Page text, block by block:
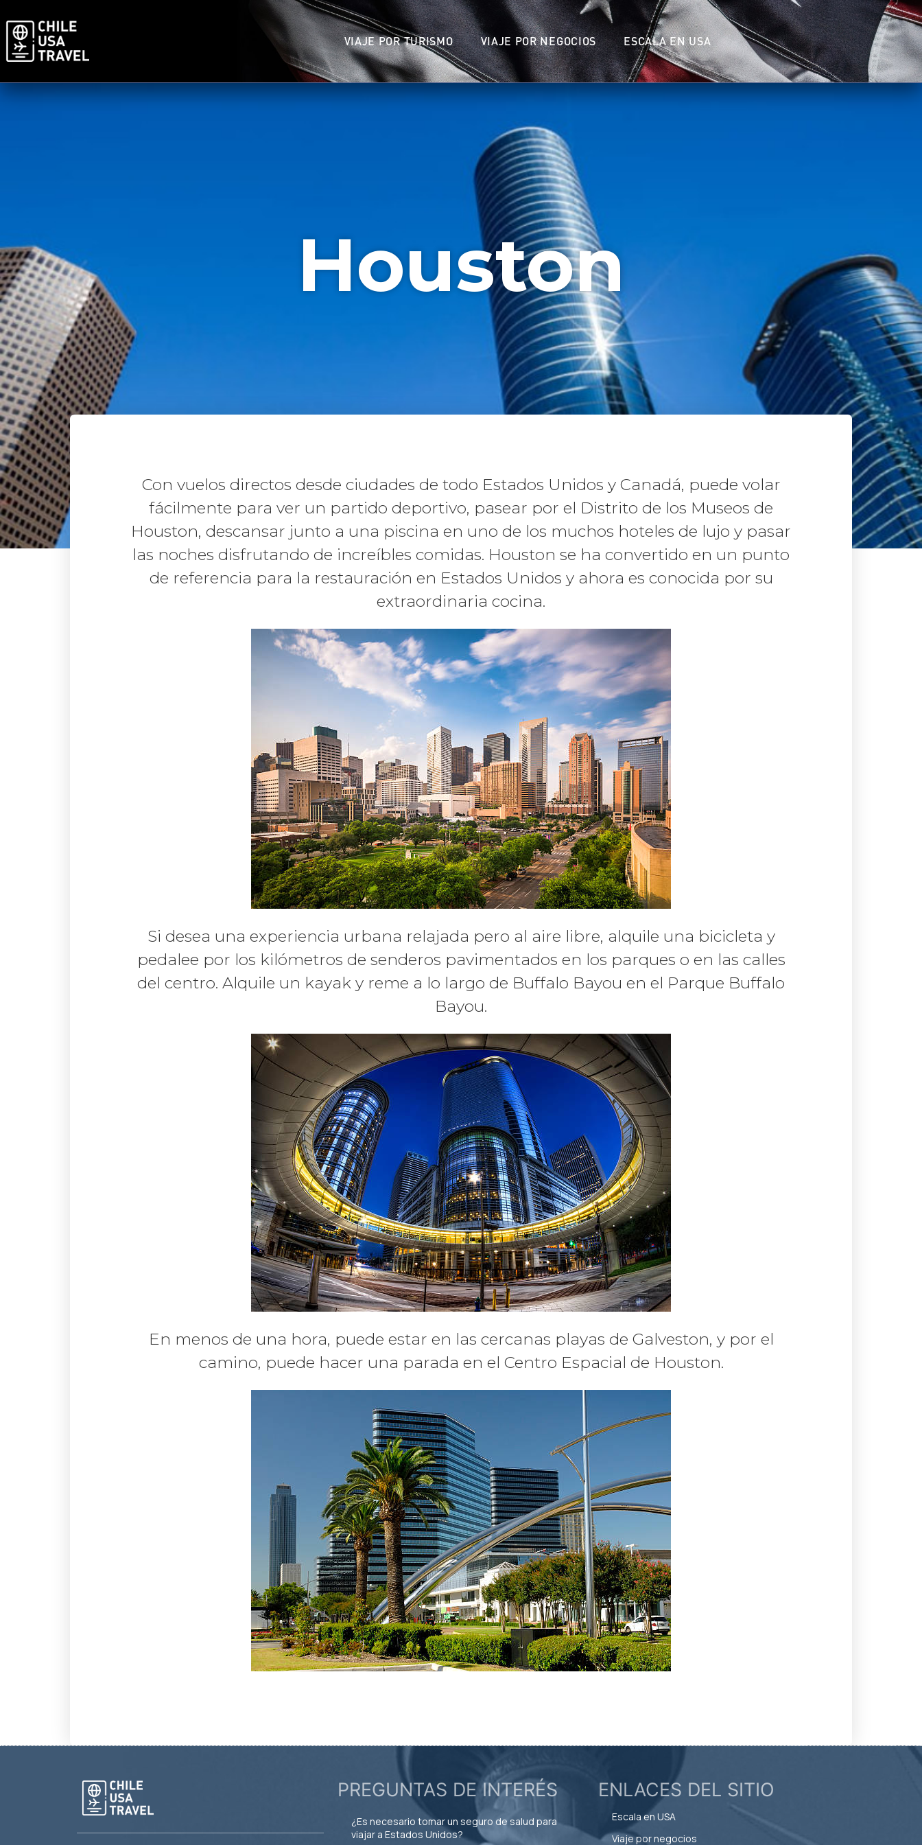
VIAJE POR TURISMO VIAJE POR NEGOCIOS ESCALA EN USA
Houston
Con vuelos directos desde ciudades de todo Estados Unidos y Canadá, puede volar
fácilmente para ver un partido deportivo, pasear por el Distrito de los Museos de
Houston, descansar junto a una piscina en uno de los muchos hoteles de lujo y pasar
las noches disfrutando de increíbles comidas. Houston se ha convertido en un punto
de referencia para la restauración en Estados Unidos y ahora es conocida por su
extraordinaria cocina.
Si desea una experiencia urbana relajada pero al aire libre, alquile una bicicleta y
pedalee por los kilómetros de senderos pavimentados en los parques o en las calles
del centro. Alquile un kayak y reme a lo largo de Buffalo Bayou en el Parque Buffalo
Bayou.
En menos de una hora, puede estar en las cercanas playas de Galveston, y por el
camino, puede hacer una parada en el Centro Espacial de Houston.
PREGUNTAS DE INTERÉS
¿Es necesario tomar un seguro de salud para
viajar a Estados Unidos?
ENLACES DEL SITIO
Escala en USA
Viaje por negocios